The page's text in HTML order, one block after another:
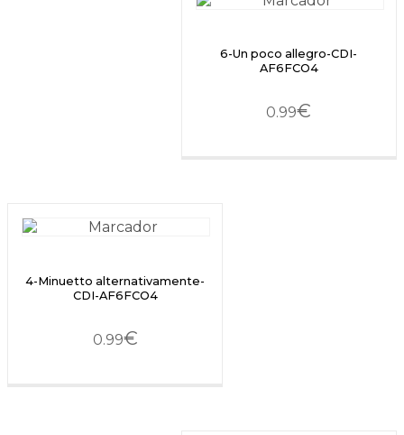
6-Un poco allegro-CDI-
AF6FCO4
0.99€
4-Minuetto alternativamente-
CDI-AF6FCO4
0.99€